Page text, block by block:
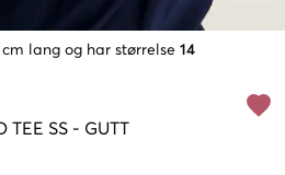
cm lang og har størrelse 14
TEE SS - GUTT